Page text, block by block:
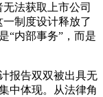
法获取上市公司
制度设计释放了
“内部事务”，而是
报告双双被出具无
中体现。从法律角